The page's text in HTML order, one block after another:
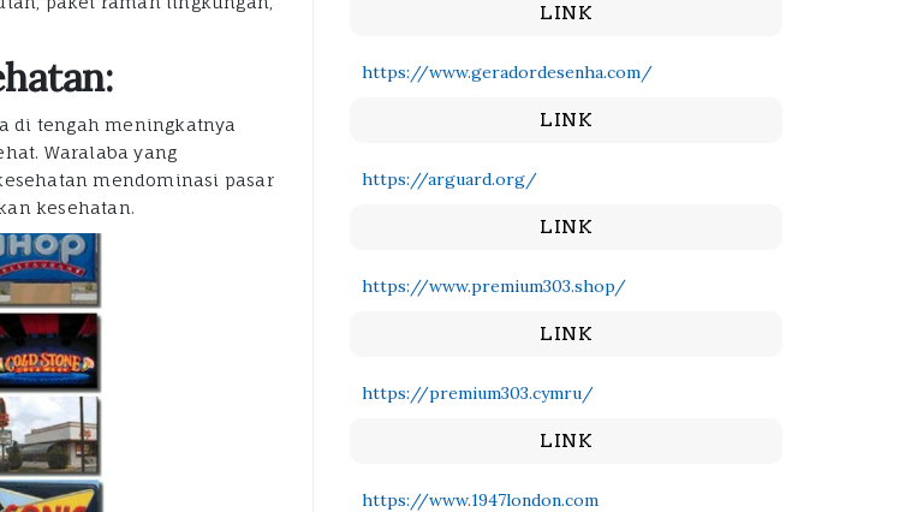
di tengah meningkatnya
Waralaba yang
mendominasi pasar
kesehatan.
LINK
https://www.geradordesenha.com/
LINK
https://arguard.org/
LINK
https://www.premium303.shop/
LINK
https://premium303.cymru/
LINK
https://www.1947london.com